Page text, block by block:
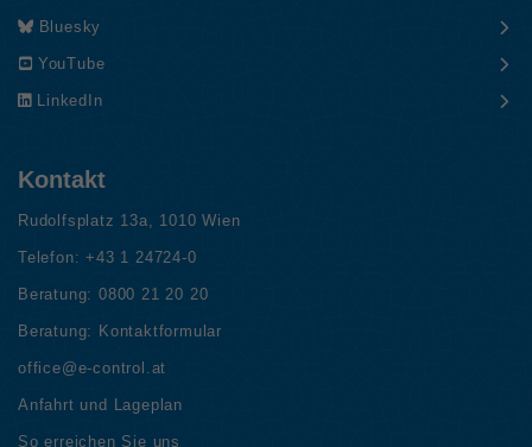
Bluesky
YouTube
LinkedIn
Kontakt
Rudolfsplatz 13a, 1010 Wien
Telefon:+43 1 24724-0
Beratung: 0800 21 20 20
Beratung: Kontaktformular
office@e-control.at
Anfahrt und Lageplan
So erreichen Sie uns